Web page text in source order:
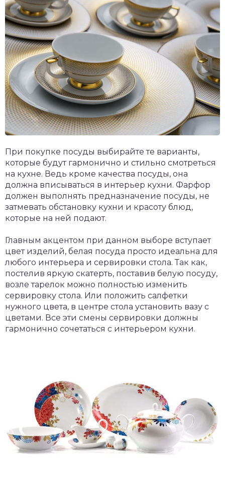
При покупке посуды выбирайте те варианты,
которые будут гармонично и стильно смотреться
на кухне. Ведь кроме качества посуды, она
должна вписываться в интерьер кухни. Фарфор
должен выполнять предназначение посуды, не
затмевать обстановку кухни и красоту блюд,
которые на ней подают.
Главным акцентом при данном выборе вступает
цвет изделий, белая посуда просто идеальна для
любого интерьера и сервировки стола. Так как,
постелив яркую скатерть, поставив белую посуду,
возле тарелок можно полностью изменить
сервировку стола. Или положить салфетки
нужного цвета, в центре стола установить вазу с
цветами. Все эти смены сервировки должны
гармонично сочетаться с интерьером кухни.